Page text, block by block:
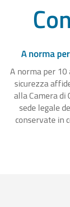
A norma
A norma per
sicurezza
alla Camera
sede legale
conservate in